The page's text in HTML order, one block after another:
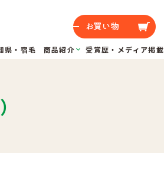
県・宿毛 商品紹介 受賞歴・メディア掲載